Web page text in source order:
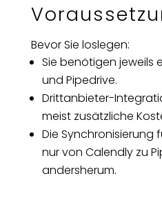
Bevor Sie loslegen:
Sie benötigen jeweils
und Pipedrive.
Drittanbieter-
meist zusätzliche
Die Synchronisierung
nur von Calendly zu
andersherum.